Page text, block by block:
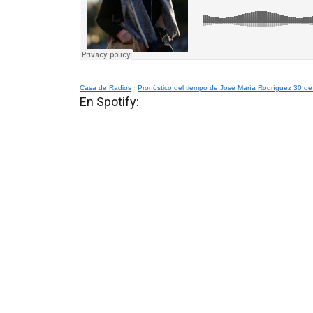
Casa de Radios · Pronóstico del tiempo de José María Rodríguez 30
En Spotify: